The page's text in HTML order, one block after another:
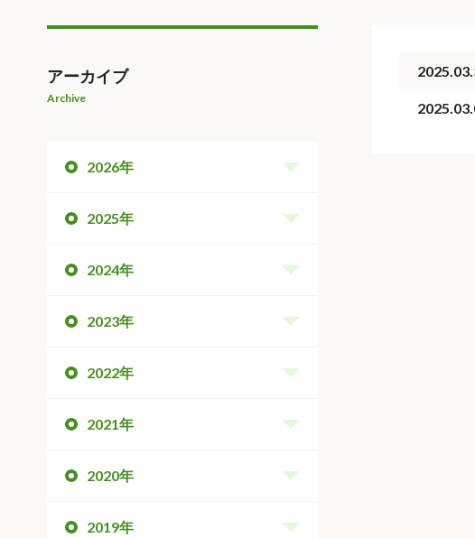
アーカイブ
Archive
2026年
2025年
2024年
2023年
2022年
2021年
2020年
2019年